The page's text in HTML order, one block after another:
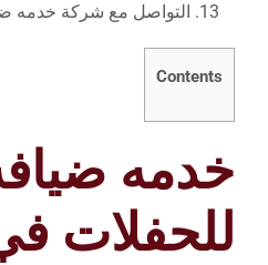
التواصل مع شركة خدمه
Contents
خدمه
للحفلات